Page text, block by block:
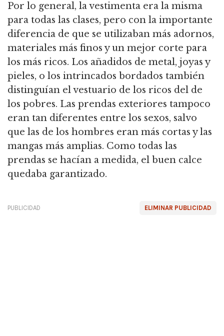
Por lo general, la vestimenta era la misma
para todas las clases, pero con la importante
diferencia de que se utilizaban más adornos,
materiales más finos y un mejor corte para
los más ricos. Los añadidos de metal, joyas y
pieles, o los intrincados bordados también
distinguían el vestuario de los ricos del de
los pobres. Las prendas exteriores tampoco
eran tan diferentes entre los sexos, salvo
que las de los hombres eran más cortas y las
mangas más amplias. Como todas las
prendas se hacían a medida, el buen calce
quedaba garantizado.
ELIMINAR PUBLICIDAD
PUBLICIDAD